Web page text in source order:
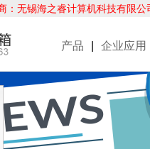
：无锡海之睿计算机科技有限公
产品 企业应用